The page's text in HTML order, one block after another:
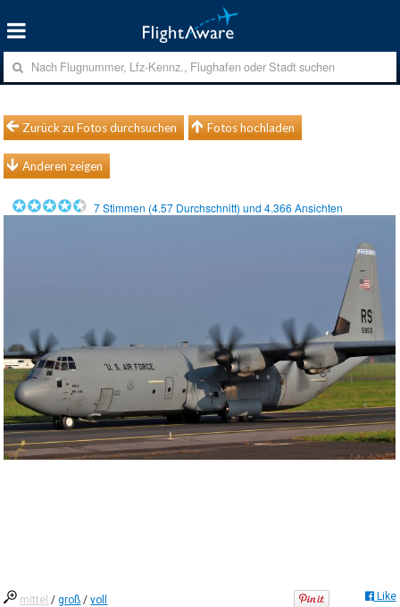
Zurück zu Fotos durchsuchen Fotos hochladen
Anderen zeigen
7Stimmen (4.57 Durchschnitt) und4.366 Ansichten
mittel /groß /voll Like